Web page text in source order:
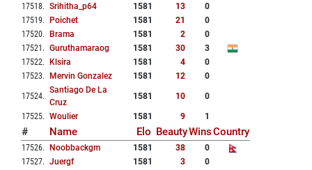
17518. Srihitha_p64 1581 13
0
17519. Poichet 1581 21
0
17520. Brama 1581 2
0
17521 . Guruthamaraog 1581 30
3
17522. Klsira 1581 4
0
17523. Mervin Gonzalez 1581 12 0
17524.
Santiago De La
Cruz
1581 10 0
17525. Woulier 1581 9 1
# Name Elo BeautyWinsCountry
17526. Noobbackgm 1581 38
0
17527. Juergf 1581 3
0